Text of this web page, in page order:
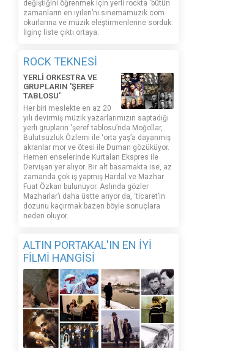
değiştiğini öğrenmek için yerli rockta ‘bütün
zamanların en iyileri’ni sinemamuzik.com
okurlarına ve müzik eleştirmenlerine sorduk.
İlginç liste çıktı ortaya:
ROCK TEKNESİ
YERLİ ORKESTRA VE
GRUPLARIN 'ŞEREF
TABLOSU'
Her biri meslekte en az 20
yılı devirmiş müzik yazarlarımızın saptadığı
yerli grupların ‘şeref tablosu’nda Moğollar,
Bulutsuzluk Özlemi ile ‘orta yaş’a dayanmış
akranlar mor ve ötesi ile Duman gözüküyor.
Hemen enselerinde Kurtalan Ekspres ile
Dervişan yer alıyor. Bir alt basamakta ise, az
zamanda çok iş yapmış Hardal ve Mazhar
Fuat Özkan bulunuyor. Aslında gözler
Mazharlar’ı daha üstte arıyor da, ‘ticaret’in
dozunu kaçırmak bazen böyle sonuçlara
neden oluyor.
ALTIN PORTAKAL'IN EN İYİ
FİLMİ HANGİSİ